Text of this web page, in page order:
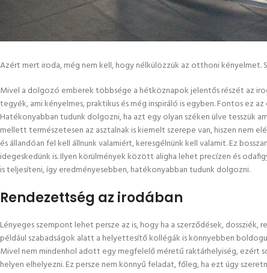
Azért mert iroda, még nem kell, hogy nélkülözzük az otthoni kényelmet.
Mivel a dolgozó emberek többsége a hétköznapok jelentős részét az
tegyék, ami kényelmes, praktikus és még inspiráló is egyben. Fontos ez
Hatékonyabban tudunk dolgozni, ha azt egy olyan széken ülve tesszük
mellett természetesen az asztalnak is kiemelt szerepe van, hiszen nem
és állandóan fel kell állnunk valamiért, keresgélnünk kell valamit. Ez
idegeskedünk is. Ilyen körülmények között aligha lehet precízen és
is teljesíteni, így eredményesebben, hatékonyabban tudunk dolgozni.
Rendezettség az irodában
Lényeges szempont lehet persze az is, hogy ha a szerződések,
például szabadságok alatt a helyettesítő kollégák is könnyebben
Mivel nem mindenhol adott egy megfelelő méretű raktárhelyiség, ezért
helyen elhelyezni. Ez persze nem könnyű feladat, főleg, ha ezt úgy